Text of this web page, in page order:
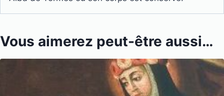
Vous aimerez peut-être aussi…